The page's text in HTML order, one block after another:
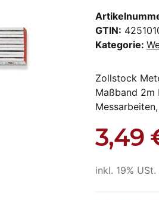
GTIN:
Kategorie:
Zollstock
Maßband 2m
3,49
inkl. 19%